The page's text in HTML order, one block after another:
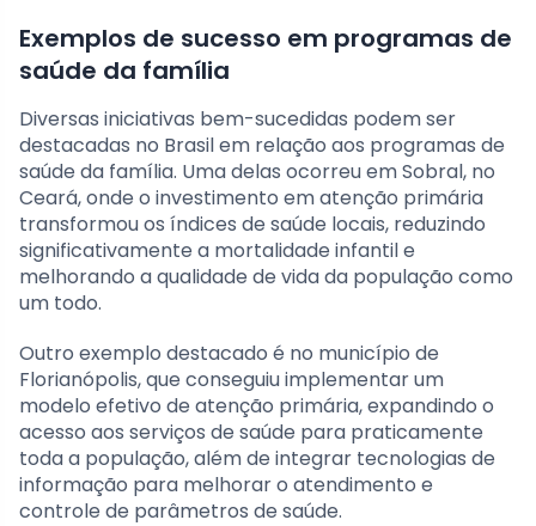
Exemplos de sucesso em programas de
saúde da família
Diversas iniciativas bem-sucedidas podem ser
destacadas no Brasil em relação aos programas de
saúde da família. Uma delas ocorreu em Sobral, no
Ceará, onde o investimento em atenção primária
transformou os índices de saúde locais, reduzindo
significativamente a mortalidade infantil e
melhorando a qualidade de vida da população como
um todo.
Outro exemplo destacado é no município de
Florianópolis, que conseguiu implementar um
modelo efetivo de atenção primária, expandindo o
acesso aos serviços de saúde para praticamente
toda a população, além de integrar tecnologias de
informação para melhorar o atendimento e
controle de parâmetros de saúde.